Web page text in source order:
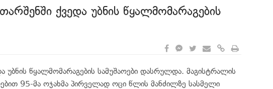
ქვედა უბნის წყალმომარაგების
წყალმომარაგების სამუშაოები დასრულდა. მაგისტრალის
95-მა ოჯახმა პირველად ოცი წლის მანძილზე სასმელი